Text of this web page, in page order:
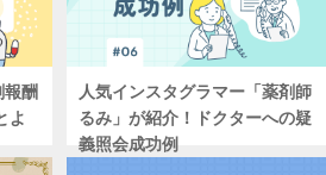
報酬
よ
人気インスタグラマー「薬剤師
るみ」が紹介！ドクターへの疑
義照会成功例